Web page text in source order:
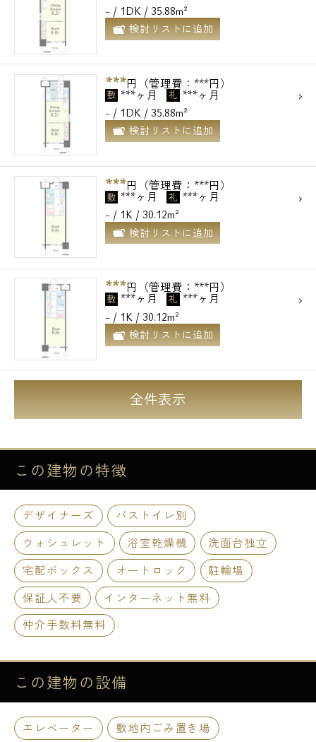
- / 1DK / 35.88m²
検討リストに追加
***円（管理費：***円）
敷 ***ヶ月 礼 ***ヶ月
- / 1DK / 35.88m²
検討リストに追加
***円（管理費：***円）
敷 ***ヶ月 礼 ***ヶ月
- / 1K / 30.12m²
検討リストに追加
***円（管理費：***円）
敷 ***ヶ月 礼 ***ヶ月
- / 1K / 30.12m²
検討リストに追加
全件表示
この建物の特徴
デザイナーズ
バストイレ別
ウォシュレット
浴室乾燥機
洗面台独立
宅配ボックス
オートロック
駐輪場
保証人不要
インターネット無料
仲介手数料無料
この建物の設備
エレベーター 敷地内ごみ置き場